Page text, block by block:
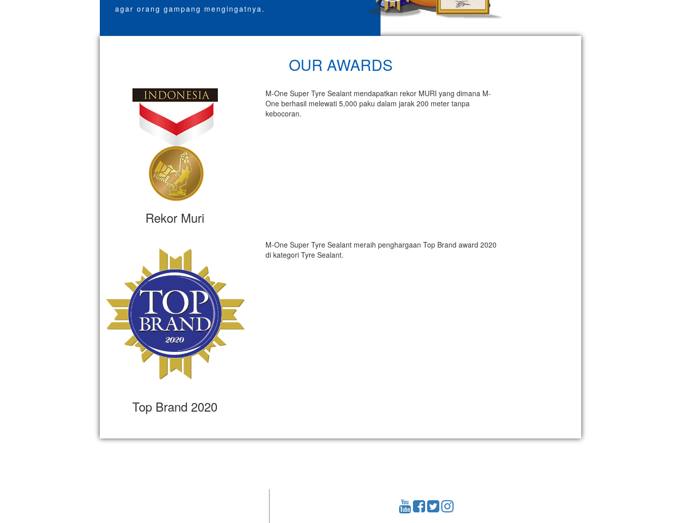
agar orang gampang mengingatnya.
OUR AWARDS
Rekor Muri
M-One Super Tyre Sealant mendapatkan rekor MURI yang dimana M-
One berhasil melewati 5,000 paku dalam jarak 200 meter tanpa
kebocoran.
Top Brand 2020
M-One Super Tyre Sealant meraih penghargaan Top Brand award 2020
di kategori Tyre Sealant.